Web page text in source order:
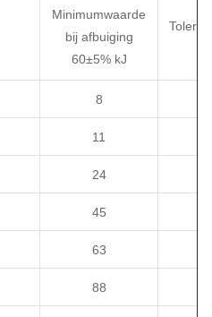
Minimumwaarde
bij afbuiging
60±5% kJ
8
11
24
45
63
88